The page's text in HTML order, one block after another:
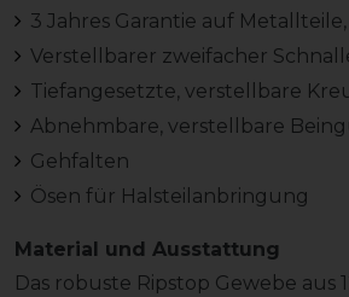
3 Jahres Garantie auf
Verstellbarer zweifacher
Tiefangesetzte, verstellbare
Abnehmbare, verstellbare
Gehfalten
Ösen für Halsteilanbringung
Material und Ausstattung
Das robuste Ripstop Gewebe